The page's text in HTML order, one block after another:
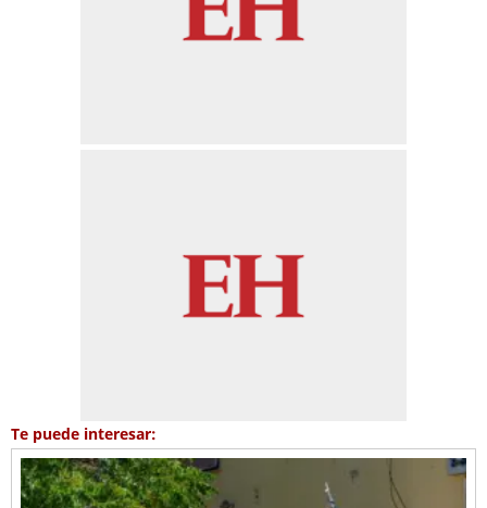
Te puede interesar: